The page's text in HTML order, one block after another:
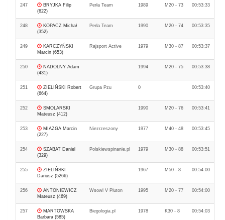
247
BRYJKA Filip
(622)
Perła Team 1989 M20 - 73 00:53:33
248
KOPACZ Michał
(352)
Perła Team 1990 M20 - 74 00:53:35
249
KARCZYŃSKI
Marcin (653)
Rajsport Active 1979 M30 - 87 00:53:37
250
NADOLNY Adam
(431)
1994 M20 - 75 00:53:38
251
ZIELIŃSKI Robert
(664)
Grupa Pzu 0 00:53:40
252
SMOLARSKI
Mateusz (412)
1990 M20 - 76 00:53:41
253
MIAZGA Marcin
(227)
Niezrzeszony 1977 M40 - 48 00:53:45
254
SZABAT Daniel
(329)
Polskiewspinanie.pl 1979 M30 - 88 00:53:51
255
ZIELIŃSKI
Dariusz (5266)
1967 M50 - 8 00:54:00
256
ANTONIEWICZ
Mateusz (469)
Wsowl V Pluton 1995 M20 - 77 00:54:00
257
MARTOWSKA
Barbara (585)
Biegologia.pl 1978 K30 - 8 00:54:03